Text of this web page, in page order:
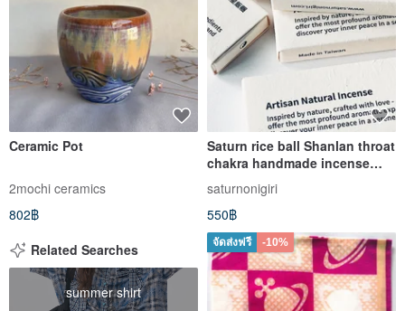
Ceramic Pot
2mochi ceramics
802฿
Saturn rice ball Shanlan throat
chakra handmade incense
green tea jasmine Ming
saturnonigiri
550฿
Related Searches
summer shirt
จัดส่งฟรี -10%